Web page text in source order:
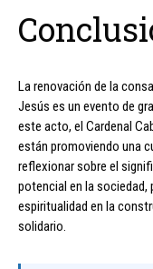
La renovación de la
Jesús es un evento de
este acto, el Cardenal
están promoviendo una
reflexionar sobre el
potencial en la sociedad,
espiritualidad en la
solidario.